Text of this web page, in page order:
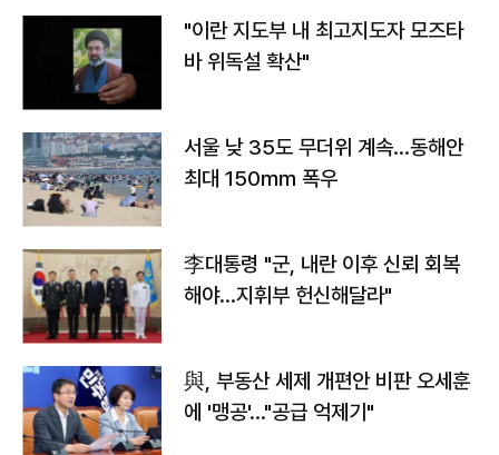
"이란 지도부 내 최고지도자 모즈타
바 위독설 확산"
서울 낮 35도 무더위 계속…동해안
최대 150㎜ 폭우
李대통령 "군, 내란 이후 신뢰 회복
해야…지휘부 헌신해달라"
與, 부동산 세제 개편안 비판 오세훈
에 '맹공'…"공급 억제기"